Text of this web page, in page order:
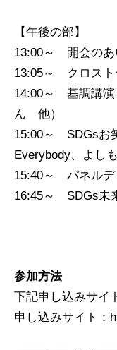
【午後の部】
13:00～ 開会のあ
13:05～ クロスト
14:00～ 基調講演
ん 他）
15:00～ SDGsお
Everybody、よし
15:40～ パネルデ
16:45～ SDGs未
参加方法
下記申し込みサイ
申し込みサイト：